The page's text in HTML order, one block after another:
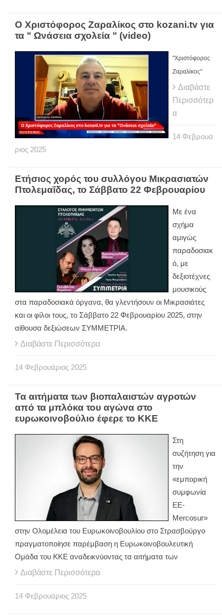
O Χριστόφορος Ζαραλίκος στο kozani.tv για
τα " Ωνάσεια σχολεία " (video)
"Χριστόφορος
Ζαραλίκος"
Διαβάστε
Περισσότερ
α
14 Φεβρουά
ριος 2025
Ετήσιος χορός του συλλόγου Μικρασιατών
Πτολεμαΐδας, το Σάββατο 22 Φεβρουαρίου
Με ένα
σχήμα
αμιγώς
παραδοσιακ
ό, με
δεξιοτέχνες
μουσικούς
στα παραδοσιακά όργανα, θα γλεντήσουν οι Μικρασιάτες
και οι φίλοι τους, το Σάββατο 22 Φεβρουαρίου 2025, στην
αίθουσα δεξιώσεων ΣΥΜΜΕΤΡΙΑ.
Διαβάστε Περισσότερα
14 Φεβρουάριος 2025
Τα αιτήματα των βιοπαλαιστών αγροτών
από τα μπλόκα του αγώνα στο
ευρωκοινοβούλιο έφερε το ΚΚΕ
Στη
συζήτηση για
την
«εμπορική
συμφωνία
ΕΕ-
Mercosur»
στην Ολομέλεια του Ευρωκοινοβουλίου στο Στρασβούργο
πραγματοποίησε παρέμβαση η Ευρωκοινοβουλευτική
Ομάδα του ΚΚΕ αναδεικνύοντας τα αιτήματα των
Διαβάστε Περισσότερα
14 Φεβρουάριος 2025